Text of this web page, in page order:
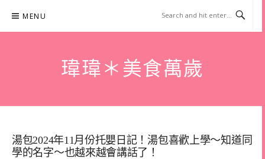
content
MENU
瑋瑋＊美食萬歲
湯包2024年11月份托嬰日記！湯包喜歡上學～知道同
學的名字～也越來越會講話了！